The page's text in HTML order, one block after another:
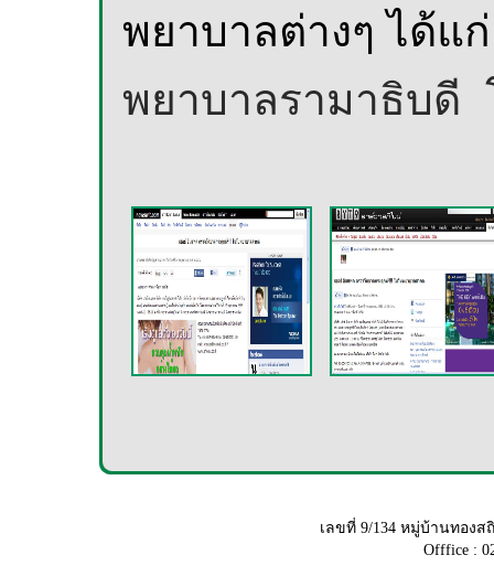
พยาบาลต่างๆ ได้แก่
พยาบาลรามาธิบดี
เลขที่ 9/134 หมู่บ้านทอง
Offfice :